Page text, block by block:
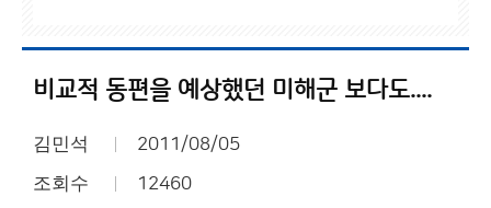
비교적 동편을 예상했던 미해군 보다도....
김민석 2011/08/05
조회수 12460